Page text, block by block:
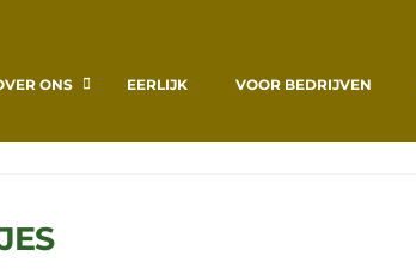
ONS EERLIJK VOOR BEDRIJVEN